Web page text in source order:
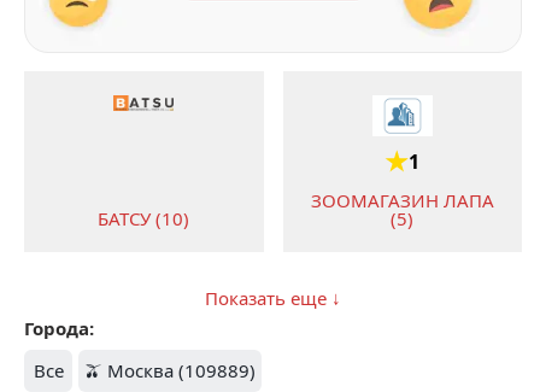
БАТСУ (10)
1
ЗООМАГАЗИН ЛАПА
(5)
1.6
Показать еще ↓
Города:
Все
🫒 Москва (109889)